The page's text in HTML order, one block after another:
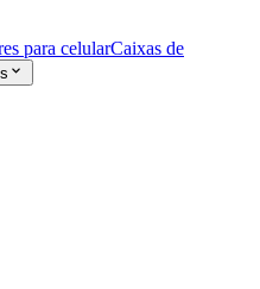
para celularCaixas de